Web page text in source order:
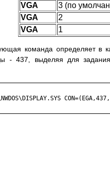
VGA
3 (по
VGA
2
VGA
1
команда определяет в
- 437, выделяя для